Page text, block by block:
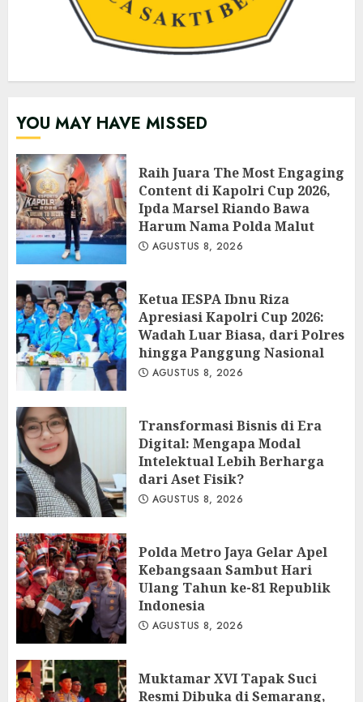
YOU MAY HAVE MISSED
Raih Juara The Most Engaging
Content di Kapolri Cup 2026,
Ipda Marsel Riando Bawa
Harum Nama Polda Malut
AGUSTUS 8, 2026
Ketua IESPA Ibnu Riza
Apresiasi Kapolri Cup 2026:
Wadah Luar Biasa, dari Polres
hingga Panggung Nasional
AGUSTUS 8, 2026
Transformasi Bisnis di Era
Digital: Mengapa Modal
Intelektual Lebih Berharga
dari Aset Fisik?
AGUSTUS 8, 2026
Polda Metro Jaya Gelar Apel
Kebangsaan Sambut Hari
Ulang Tahun ke-81 Republik
Indonesia
AGUSTUS 8, 2026
Muktamar XVI Tapak Suci
Resmi Dibuka di Semarang,